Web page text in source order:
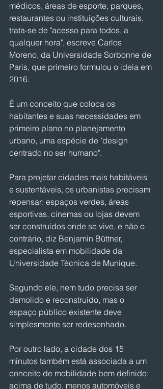
médicos, áreas de esporte, parques,
restaurantes ou instituições culturais,
trata-se de "acesso para todos, a
qualquer hora", escreve Carlos
Moreno, da Universidade Sorbonne de
Paris, que primeiro formulou o ideia em
2016.
É um conceito que coloca os
habitantes e suas necessidades em
primeiro plano no planejamento
urbano, uma espécie de "design
centrado no ser humano".
Para projetar cidades mais habitáveis ​​
e sustentáveis, os urbanistas precisam
repensar: espaços verdes, áreas
esportivas, cinemas ou lojas devem
ser construídos onde se vive, e não o
contrário, diz Benjamin Büttner,
especialista em mobilidade da
Universidade Técnica de Munique.
Segundo ele, nem tudo precisa ser
demolido e reconstruído, mas o
espaço público existente deve
simplesmente ser redesenhado.
Por outro lado, a cidade dos 15
minutos também está associada a um
conceito de mobilidade bem definido:
acima de tudo, menos automóveis e